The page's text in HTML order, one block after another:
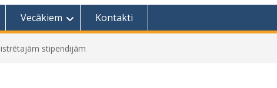
Vecākiem Kontakti
stipendijām